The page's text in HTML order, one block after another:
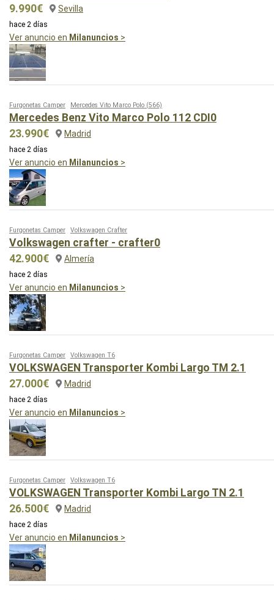
9.990€
Sevilla
hace 2 días
Ver anuncio en Milanuncios >
Furgonetas Camper Mercedes Vito Marco Polo (566)
Mercedes Benz Vito Marco Polo 112 CDI0
23.990€
Madrid
hace 2 días
Ver anuncio en Milanuncios >
Furgonetas Camper Volkswagen Crafter
Volkswagen crafter - crafter0
42.900€
Almería
hace 2 días
Ver anuncio en Milanuncios >
Furgonetas Camper Volkswagen T6
VOLKSWAGEN Transporter Kombi Largo TM 2.1
27.000€
Madrid
hace 2 días
Ver anuncio en Milanuncios >
Furgonetas Camper Volkswagen T6
VOLKSWAGEN Transporter Kombi Largo TN 2.1
26.500€
Madrid
hace 2 días
Ver anuncio en Milanuncios >